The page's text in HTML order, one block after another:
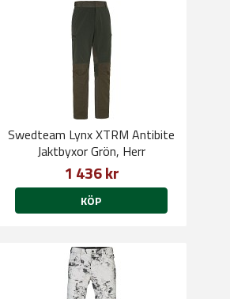
Swedteam Lynx XTRM Antibite
Jaktbyxor Grön, Herr
1 436 kr
KÖP